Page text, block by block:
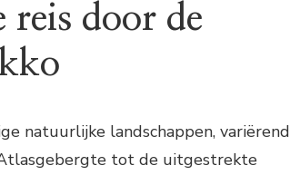
door de
natuurlijke landschappen, variërend
tot de uitgestrekte